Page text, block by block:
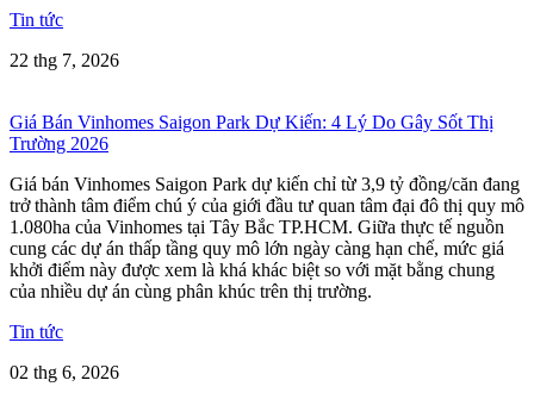
Tin tức
22 thg 7, 2026
Giá Bán Vinhomes Saigon Park Dự Kiến: 4 Lý Do Gây Sốt Thị
Trường 2026
Giá bán Vinhomes Saigon Park dự kiến chỉ từ 3,9 tỷ đồng/căn đang
trở thành tâm điểm chú ý của giới đầu tư quan tâm đại đô thị quy mô
1.080ha của Vinhomes tại Tây Bắc TP.HCM. Giữa thực tế nguồn
cung các dự án thấp tầng quy mô lớn ngày càng hạn chế, mức giá
khởi điểm này được xem là khá khác biệt so với mặt bằng chung
của nhiều dự án cùng phân khúc trên thị trường.
Tin tức
02 thg 6, 2026